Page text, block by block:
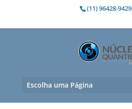
(11) 96428-9429
Escolha uma Página
Mostrando todos os 9 resultados